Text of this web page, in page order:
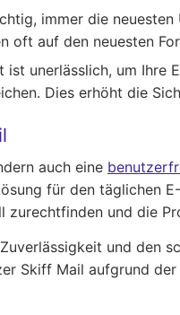
immer die
auf den neuesten
ist unerlässlich, um
Dies erhöht die
auch eine
für den täglichen
und die
und den
Skiff Mail aufgrund